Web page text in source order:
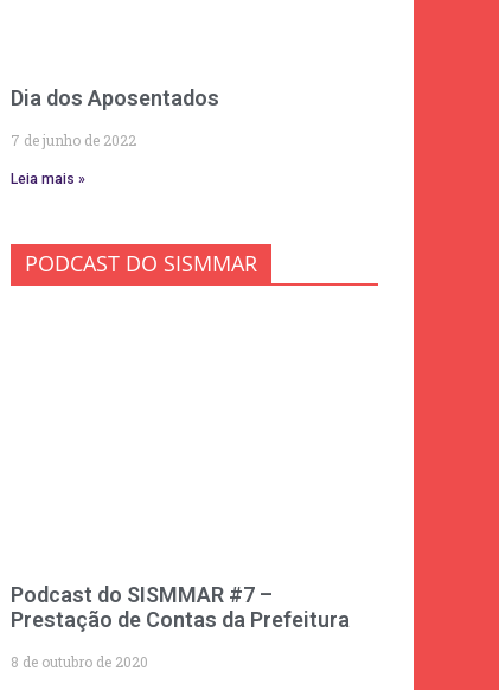
Dia dos Aposentados
7 de junho de 2022
Leia mais »
PODCAST DO SISMMAR
Podcast do SISMMAR #7 –
Prestação de Contas da Prefeitura
8 de outubro de 2020